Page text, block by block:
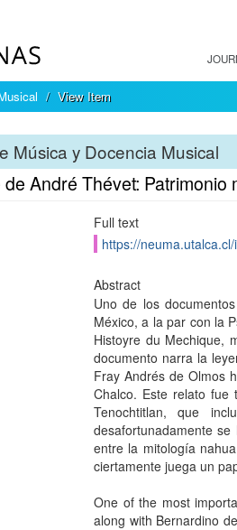
View Item
Música y Docencia Musical
André Thévet: Patrimonio
Full text
https://
Abstract
Uno de los
México, a la par con la
Histoyre du Mechique,
documento narra la
Fray Andrés de Olmos
Chalco. Este relato fue
Tenochtitlan, que
desafortunadamente
entre la mitología
ciertamente juega un
One of the most
along with Bernardino